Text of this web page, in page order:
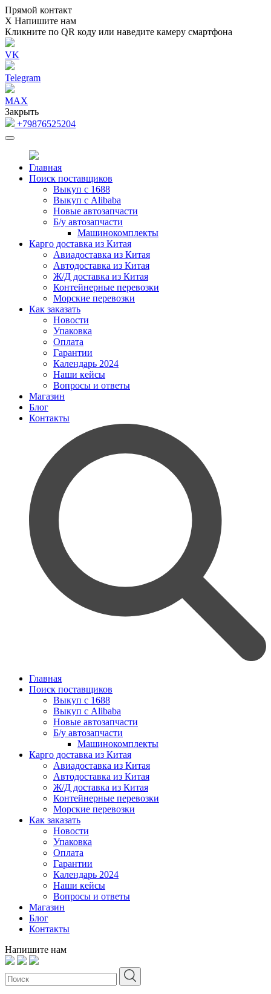
Прямой контакт
Х Напишите нам
Кликните по QR коду или наведите камеру смартфона
VK
Telegram
MAX
Закрыть
+79876525204
Главная
Поиск поставщиков
Выкуп с 1688
Выкуп с Alibaba
Новые автозапчасти
Б/у автозапчасти
Машинокомплекты
Карго доставка из Китая
Авиадоставка из Китая
Автодоставка из Китая
Ж/Д доставка из Китая
Контейнерные перевозки
Морские перевозки
Как заказать
Новости
Упаковка
Оплата
Гарантии
Календарь 2024
Наши кейсы
Вопросы и ответы
Магазин
Блог
Контакты
Главная
Поиск поставщиков
Выкуп с 1688
Выкуп с Alibaba
Новые автозапчасти
Б/у автозапчасти
Машинокомплекты
Карго доставка из Китая
Авиадоставка из Китая
Автодоставка из Китая
Ж/Д доставка из Китая
Контейнерные перевозки
Морские перевозки
Как заказать
Новости
Упаковка
Оплата
Гарантии
Календарь 2024
Наши кейсы
Вопросы и ответы
Магазин
Блог
Контакты
Напишите нам